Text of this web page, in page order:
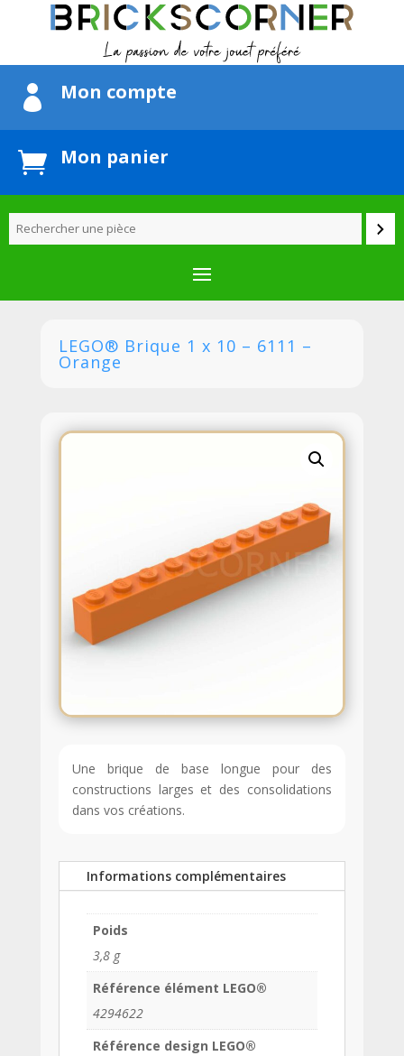
 Mon compte
 Mon panier
LEGO® Brique 1 x 10 – 6111 –
Orange
Une brique de base longue pour des
constructions larges et des consolidations
dans vos créations.
Informations complémentaires
Poids
3,8 g
Référence élément LEGO®
4294622
Référence design LEGO®